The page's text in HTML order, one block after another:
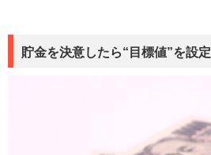
貯金を決意したら“目標値”を設定